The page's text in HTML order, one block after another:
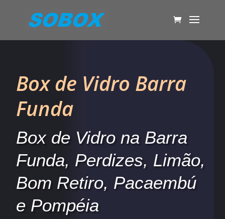
Box de Vidro Barra
Funda
Box de Vidro na Barra
Funda, Perdizes, Limão,
Bom Retiro, Pacaembú
e Pompéia